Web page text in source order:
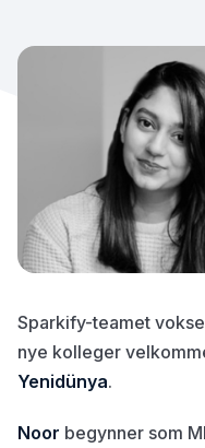
Sparkify-teamet
nye kolleger
Yenidünya.
Noor begynner som